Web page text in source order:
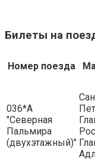
Билеты на
Номер поезда
036*А
"Северная
Пальмира
(двухэтажный)"